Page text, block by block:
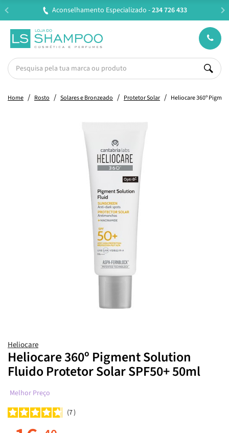
Aconselhamento Especializado -234 726 433
Home Rosto Solares e Bronzeado Protetor Solar Heliocare 360º
Heliocare
Heliocare 360º Pigment Solution
Fluido Protetor Solar SPF50+ 50ml
Melhor Preço
7